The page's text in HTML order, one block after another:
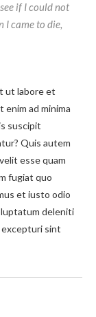
if I could not
I came to die,
ut labore et
enim ad minima
suscipit
Quis autem
esse quam
fugiat quo
et iusto odio
deleniti
sint